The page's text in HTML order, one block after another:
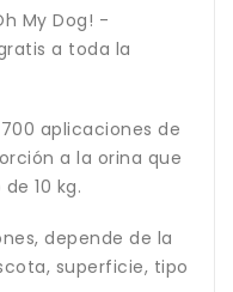
My Dog! -
a toda la
aplicaciones de
a la orina que
10 kg.
depende de la
superficie, tipo